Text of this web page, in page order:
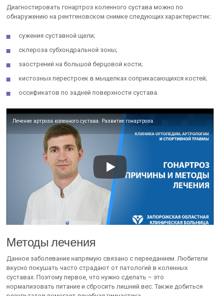
Диагностировать гонартроз коленного сустава можно по
обнаружению на рентгеновском снимке следующих характеристик:
сужения суставной щели;
склероза субхондральной зоны;
заострений на большой берцовой кости;
кистозных перестроек в мыщелках соприкасающихся костей;
оссификатов по задней поверхности сустава.
Лечение артроза коленного сустава. Развитие гонартроза.
Методы лечения
Данное заболевание напрямую связано с перееданием. Любители
вкусно покушать часто страдают от патологий в коленных
суставах. Поэтому первое, что нужно сделать – это
нормализовать питание и сбросить лишний вес. Также добиться